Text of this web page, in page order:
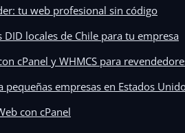
tu web profesional sin código
DID locales de Chile para tu empresa
cPanel y WHMCS para
pequeñas empresas en Estados
con cPanel